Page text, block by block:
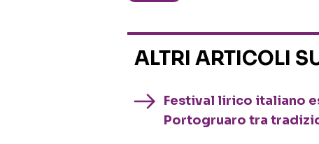
ALTRI ARTICOLI
Festival lirico italiano
Portogruaro tra